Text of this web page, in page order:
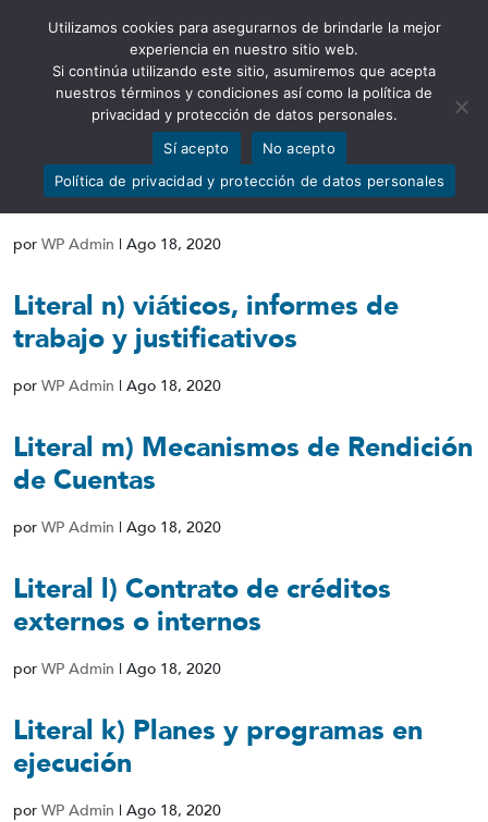
Abrir barra de herramientas
Literal o) Responsable de atender la
información
por WP Admin | Ago 18, 2020
Literal n) viáticos, informes de
trabajo y justificativos
por WP Admin | Ago 18, 2020
Literal m) Mecanismos de Rendición
de Cuentas
por WP Admin | Ago 18, 2020
Literal l) Contrato de créditos
externos o internos
por WP Admin | Ago 18, 2020
Literal k) Planes y programas en
ejecución
por WP Admin | Ago 18, 2020
Utilizamos cookies para asegurarnos de brindarle la mejor
experiencia en nuestro sitio web.
Si continúa utilizando este sitio, asumiremos que acepta
nuestros términos y condiciones así como la política de
privacidad y protección de datos personales.
Sí acepto
No acepto
Política de privacidad y protección de datos personales